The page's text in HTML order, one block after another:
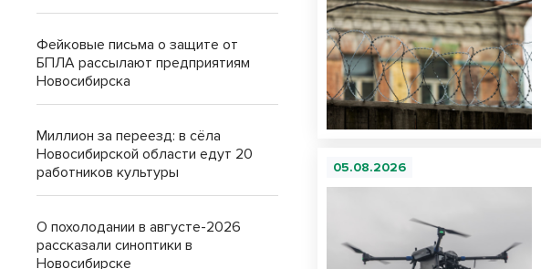
05.08.2026
Фейковые письма о защите от
БПЛА рассылают предприятиям
Новосибирска
Миллион за переезд: в сёла
Новосибирской области едут 20
работников культуры
О похолодании в августе-2026
рассказали синоптики в
Новосибирске